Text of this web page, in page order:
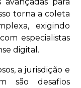
torna a coleta
exigindo
especialistas
digital.
a jurisdição e
são desafios